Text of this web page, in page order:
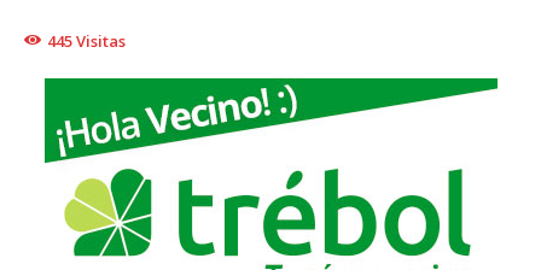
445Visitas